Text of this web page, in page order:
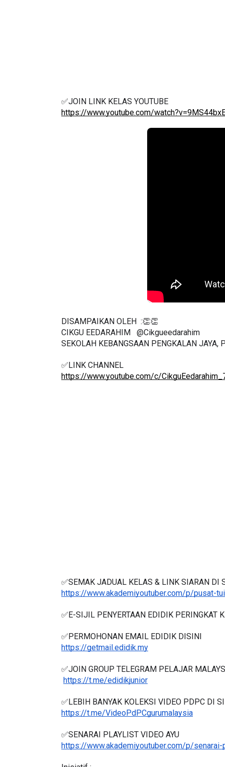
✅JOIN LINK KELAS YOUTUBE
https://www.youtube.com/
DISAMPAIKAN OLEH  :👏👏
CIKGU EEDARAHIM   @Cikgueedarahim
SEKOLAH KEBANGSAAN PENGKALAN JAYA,
✅LINK CHANNEL
https://www.youtube.com/c/
✅SEMAK JADUAL KELAS & LINK SIARAN DI
https://www.akademiyoutuber.com/p/pusat-
✅E-SIJIL PENYERTAAN EDIDIK PERINGKAT
✅PERMOHONAN EMAIL EDIDIK DISINI
https://getmail.edidik.my
✅JOIN GROUP TELEGRAM PELAJAR
https://t.me/edidikjunior
✅LEBIH BANYAK KOLEKSI VIDEO PDPC DI
https://t.me/VideoPdPCgurumalaysia
✅SENARAI PLAYLIST VIDEO AYU
https://www.akademiyoutuber.com/p/
MAJLIS ANUGERAH FFK